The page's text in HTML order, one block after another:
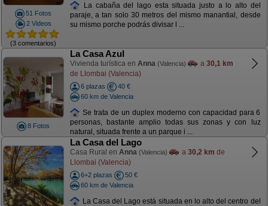
51 Fotos
2 Videos
(3 comentarios)
La cabaña del lago esta situada justo a lo alto del
paraje, a tan solo 30 metros del mismo manantial, desde
su mismo porche podrás divisar l ...
8 Fotos
La Casa Azul
Vivienda turística en Anna (Valencia) a 30,1 km
de Llombai (Valencia)
6 plazas
40 €
60 km de Valencia
Se trata de un duplex moderno con capacidad para 6
personas, bastante amplio todas sus zonas y con luz
natural, situada frente a un parque i ...
La Casa del Lago
Casa Rural en Anna (Valencia) a 30,2 km de
Llombai (Valencia)
6+2 plazas
50 €
60 km de Valencia
La Casa del Lago está situada en lo alto del centro del